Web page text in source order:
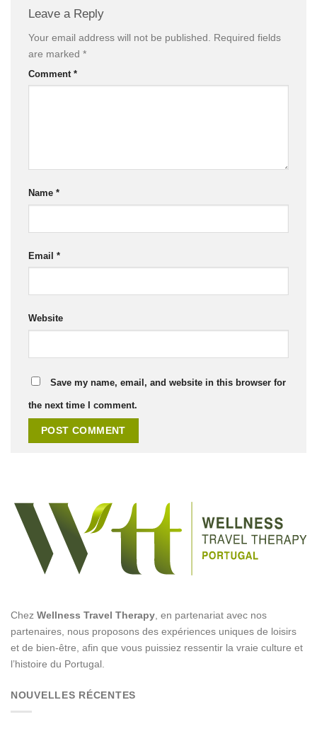
Leave a Reply
Your email address will not be published.
Required fields
are marked *
Comment *
Name *
Email *
Website
Save my name, email, and website in this browser for
the next time I comment.
Chez Wellness Travel Therapy , en partenariat avec nos
partenaires, nous proposons des expériences uniques de loisirs
et de bien-être, afin que vous puissiez ressentir la vraie culture et
l’histoire du Portugal.
NOUVELLES RÉCENTES